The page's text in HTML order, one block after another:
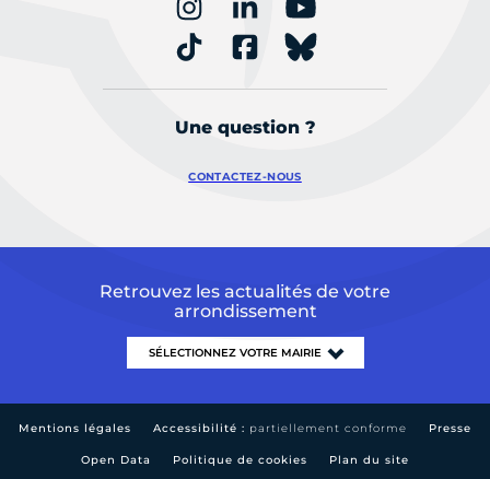
Une question ?
CONTACTEZ-NOUS
Retrouvez les actualités de votre
arrondissement
Mentions légales Accessibilité : partiellement conforme Presse
Open Data Politique de cookies Plan du site